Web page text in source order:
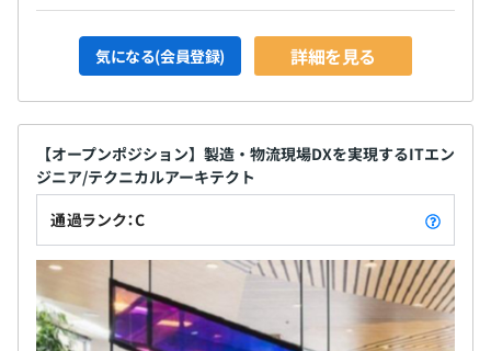
気になる(会員登録) 詳細を見る
【オープンポジション】製造・物流現場DXを実現するITエン
ジニア/テクニカルアーキテクト
通過ランク：C